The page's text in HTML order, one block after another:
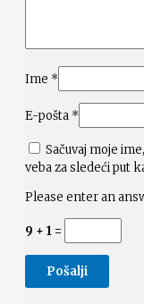
Ime *
E-pošta *
Sačuvaj moje
veba za sledeći put
Please enter an
9 + 1 =